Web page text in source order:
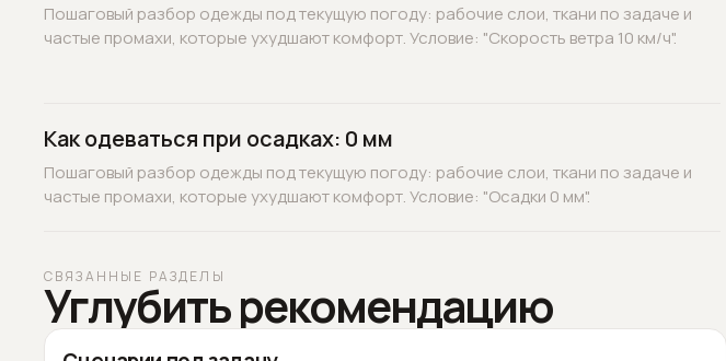
Пошаговый разбор одежды под текущую погоду: рабочие слои, ткани по задаче и
частые промахи, которые ухудшают комфорт. Условие: "Скорость ветра 10 км/ч".
Как одеваться при осадках: 0 мм
Пошаговый разбор одежды под текущую погоду: рабочие слои, ткани по задаче и
частые промахи, которые ухудшают комфорт. Условие: "Осадки 0 мм".
СВЯЗАННЫЕ РАЗДЕЛЫ
Углубить рекомендацию